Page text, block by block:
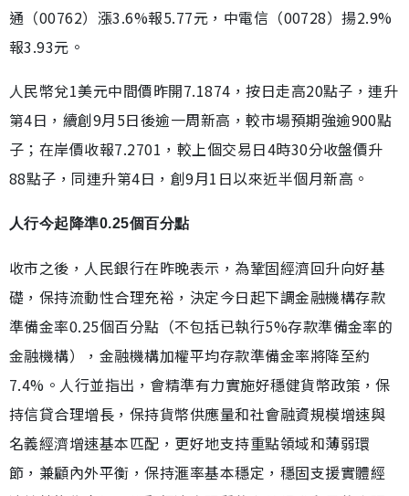
通（00762）漲3.6%報5.77元，中電信（00728）揚2.9%
報3.93元。
人民幣兌1美元中間價昨開7.1874，按日走高20點子，連升
第4日，續創9月5日後逾一周新高，較市場預期強逾900點
子；在岸價收報7.2701，較上個交易日4時30分收盤價升
88點子，同連升第4日，創9月1日以來近半個月新高。
人行今起降準0.25個百分點
收市之後，人民銀行在昨晚表示，為鞏固經濟回升向好基
礎，保持流動性合理充裕，決定今日起下調金融機構存款
準備金率0.25個百分點（不包括已執行5%存款準備金率的
金融機構），金融機構加權平均存款準備金率將降至約
7.4%。人行並指出，會精準有力實施好穩健貨幣政策，保
持信貸合理增長，保持貨幣供應量和社會融資規模增速與
名義經濟增速基本匹配，更好地支持重點領域和薄弱環
節，兼顧內外平衡，保持滙率基本穩定，穩固支援實體經